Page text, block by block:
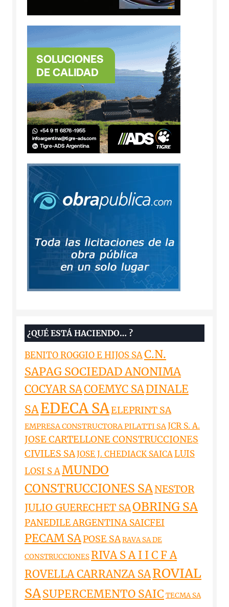
¿QUÉ ESTÁ HACIENDO… ?
BENITO ROGGIO E HIJOS SAC.N.
SAPAG SOCIEDAD ANONIMA
COCYAR SACOEMYC SADINALE
SAEDECA SAELEPRINT SA
EMPRESA CONSTRUCTORA PILATTI SAJCR S. A.
JOSE CARTELLONE CONSTRUCCIONES
CIVILES SAJOSE J. CHEDIACK SAICALUIS
LOSI S AMUNDO
CONSTRUCCIONES SANESTOR
JULIO GUERECHET SAOBRING SA
PANEDILE ARGENTINA SAICFEI
PECAM SAPOSE SARAVA SA DE
CONSTRUCCIONES RIVA S A I I C F A
ROVELLA CARRANZA SAROVIAL
SASUPERCEMENTO SAIC TECMA SA